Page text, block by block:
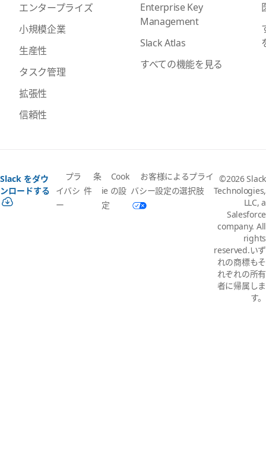
エンタープライズ
小規模企業
生産性
タスク管理
拡張性
信頼性
Enterprise Key
Management
Slack Atlas
すべての機能を見る
Slack をダウ
ンロードする
プラ
イバシ
ー
条
件
Cook
ie の設
定
お客様によるプライ
バシー設定の選択肢
©2026 Slack
Technologies,
LLC, a
Salesforce
company. All
rights
reserved.いず
れの商標もそ
れぞれの所有
者に帰属しま
す。